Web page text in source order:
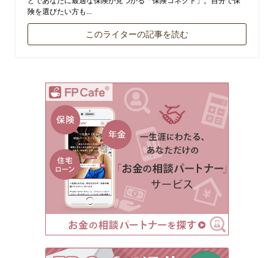
険を選びたい方も...
このライターの記事を読む